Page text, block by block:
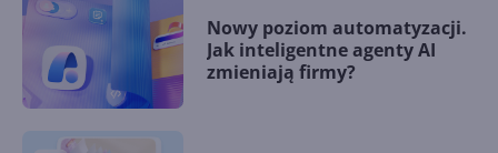
Nowy poziom automatyzacji.
Jak inteligentne agenty AI
zmieniają firmy?